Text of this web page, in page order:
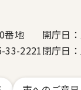
番地
33-2221
開庁日
閉庁日